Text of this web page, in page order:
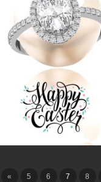
« 5 6 7 8